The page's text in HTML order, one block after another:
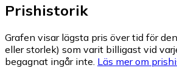
Prishistorik
Grafen visar lägsta pris över tid för
eller storlek) som varit billigast vid
begagnat ingår inte. Läs mer om